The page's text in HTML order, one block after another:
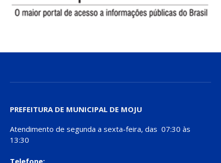
PREFEITURA DE MUNICIPAL DE MOJU
Atendimento de segunda a sexta-feira, das 07:30 às
13:30